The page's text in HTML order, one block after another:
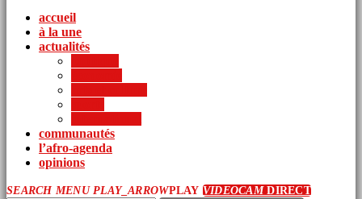
accueil
à la une
actualités
communautés
l’afro-agenda
opinions
SEARCH MENU PLAY_ARROWPLAY VIDEOCAMDIRECT